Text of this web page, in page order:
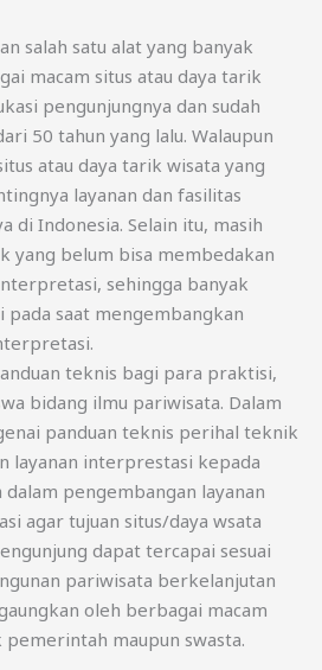
salah satu alat yang banyak
macam situs atau daya tarik
pengunjungnya dan sudah
50 tahun yang lalu. Walaupun
atau daya tarik wisata yang
layanan dan fasilitas
di Indonesia. Selain itu, masih
yang belum bisa membedakan
sehingga banyak
pada saat mengembangkan
teknis bagi para praktisi,
bidang ilmu pariwisata. Dalam
panduan teknis perihal teknik
layanan interprestasi kepada
pengembangan layanan
agar tujuan situs/daya wsata
dapat tercapai sesuai
pariwisata berkelanjutan
oleh berbagai macam
maupun swasta.